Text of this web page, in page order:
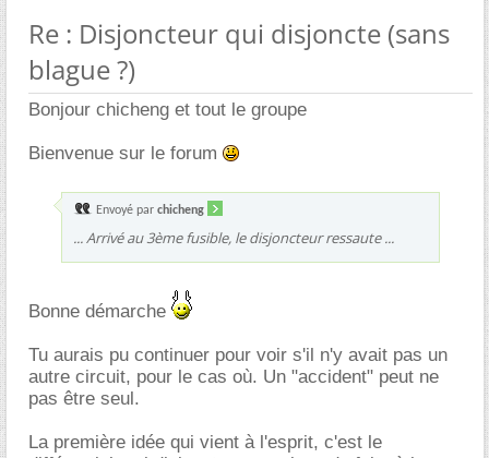
Re : Disjoncteur qui disjoncte (sans
blague ?)
Bonjour chicheng et tout le groupe
Bienvenue sur le forum
Envoyé par chicheng
... Arrivé au 3ème fusible, le disjoncteur ressaute ...
Bonne démarche
Tu aurais pu continuer pour voir s'il n'y avait pas un
autre circuit, pour le cas où. Un "accident" peut ne
pas être seul.
La première idée qui vient à l'esprit, c'est le